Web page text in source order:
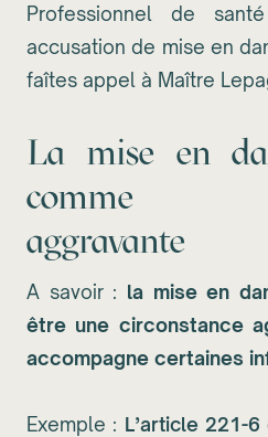
Professionnel de
accusation de mise en
faîtes appel à Maître
La mise en
comme
aggravante
A savoir : la mise en
être une circonstance
accompagne certaines
Exemple : L’article 221-